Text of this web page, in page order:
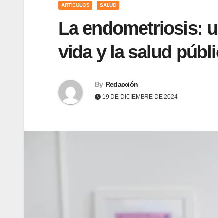
ARTÍCULOS SALUD
La endometriosis:
vida y la salud
By Redacción
19 DE DICIEMBRE DE 2024